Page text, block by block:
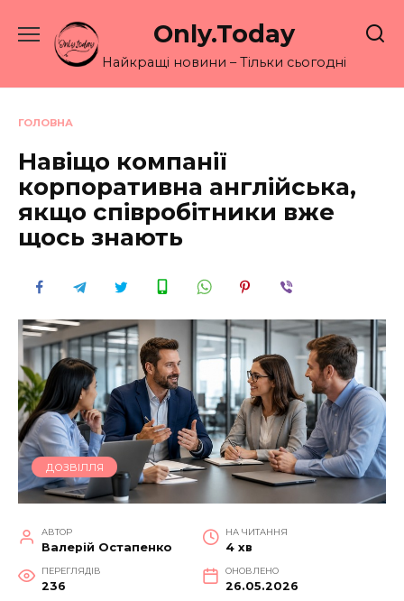
до
Only.Today
Найкращі новини – Тільки сьогодні
ГОЛОВНА
Навіщо компанії
корпоративна англійська,
якщо співробітники вже
щось знають
ДОЗВІЛЛЯ
АВТОР
Валерій Остапенко
НА ЧИТАННЯ
4 хв
ПЕРЕГЛЯДІВ
236
ОНОВЛЕНО
26.05.2026